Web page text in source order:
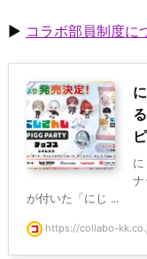
▶ コラボ部員制度に
ナ
が付いた「にじ ...
https://collabo-